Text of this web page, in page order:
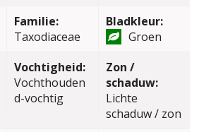
Familie:
Taxodiaceae
Bladkleur:
Groen
Vochtigheid:
Vochthouden
d-vochtig
Zon /
schaduw:
Lichte
schaduw / zon